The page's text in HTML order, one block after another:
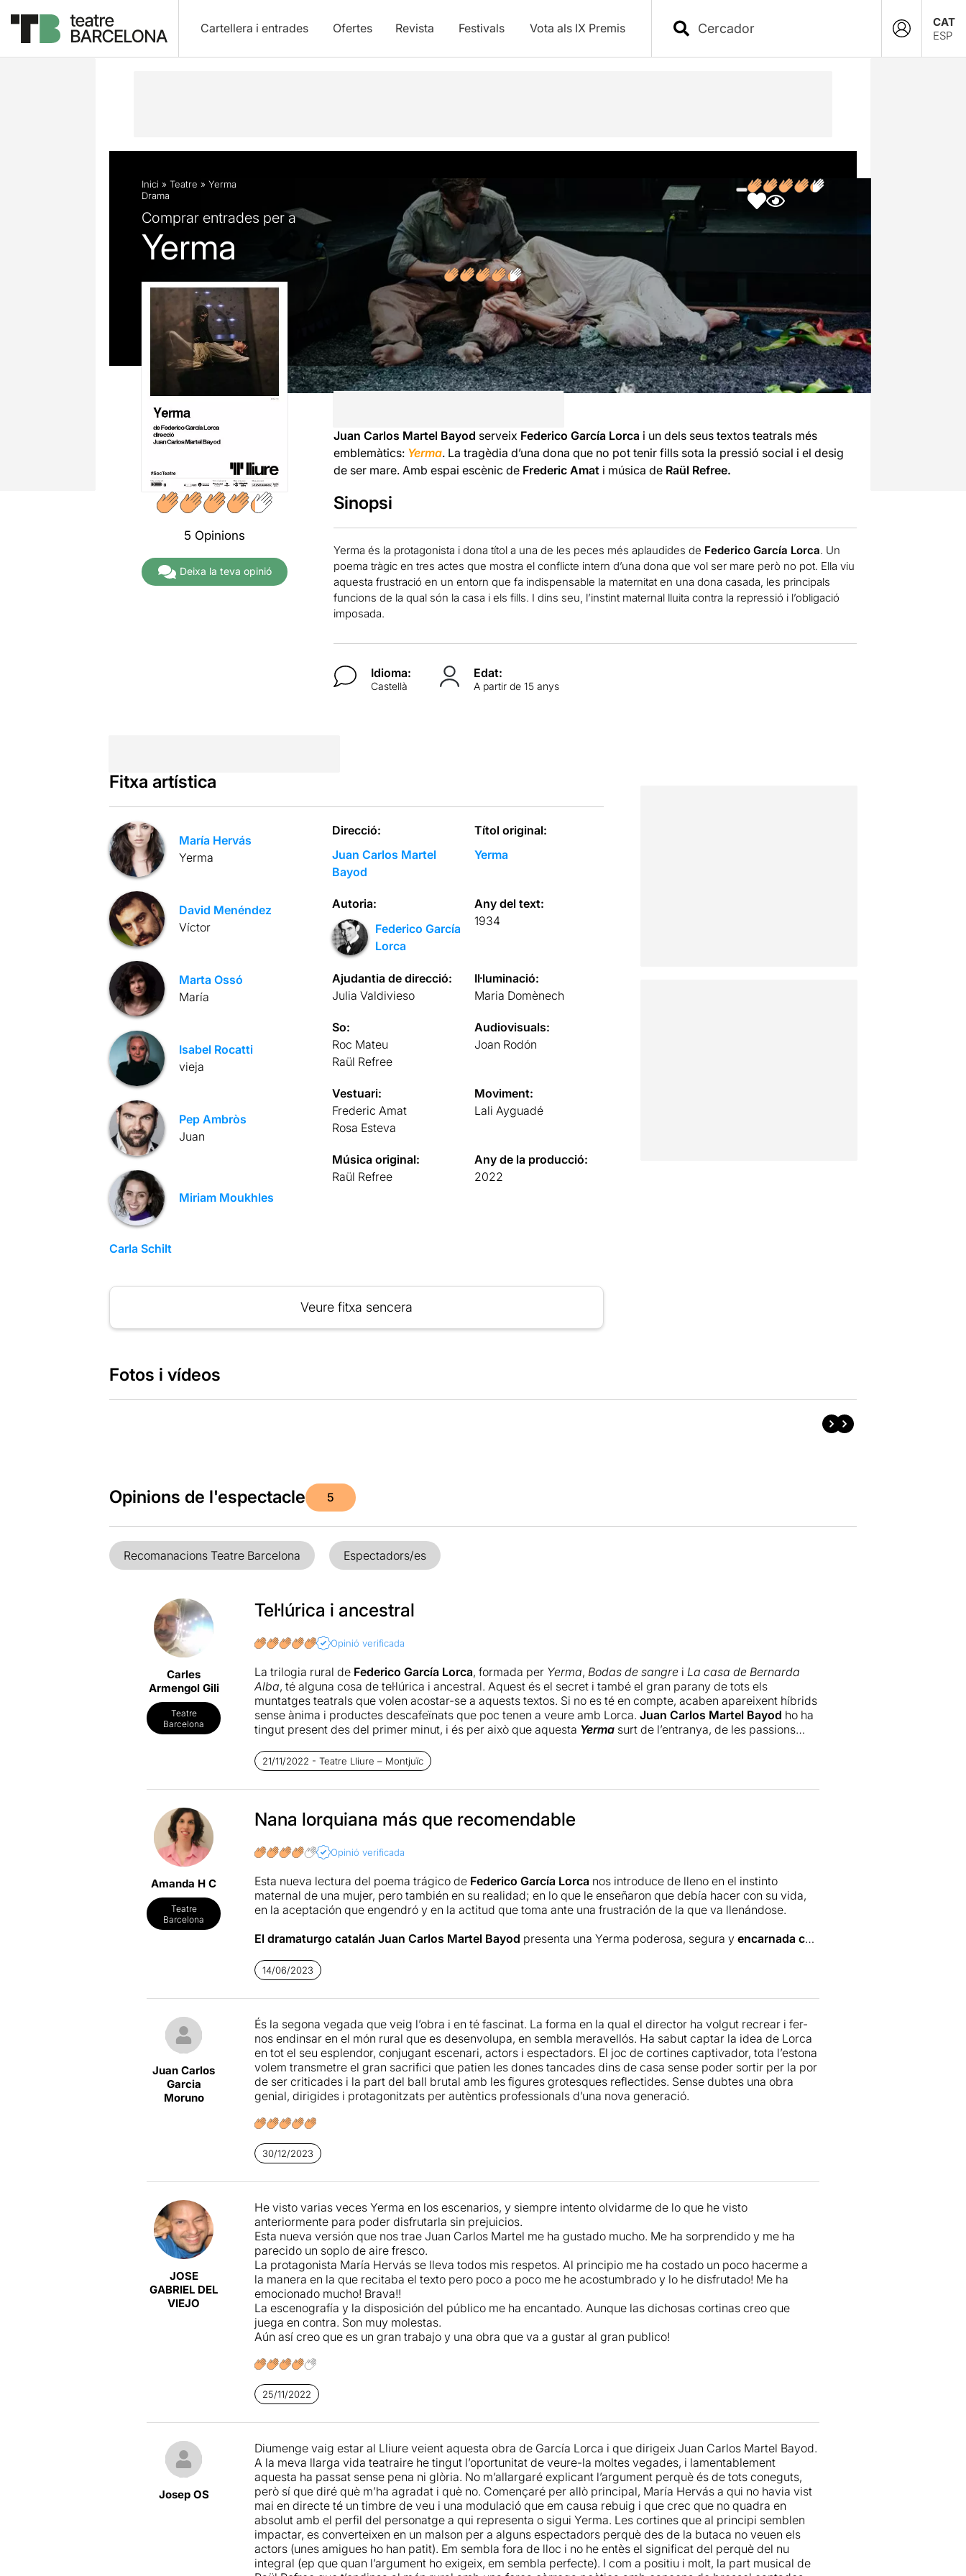
Cartellera i entrades Ofertes Revista Festivals Vota als IX Premis
CAT
ESP
Descripció Fitxa artística Fotos i vídeos Opinions Articles
Inici » Teatre » Yerma
Drama
Comprar entrades per a
Yerma
5 Opinions
Deixa la teva opinió
Juan Carlos Martel Bayod serveix Federico García Lorca i un dels seus textos teatrals més
emblemàtics: Yerma. La tragèdia d’una dona que no pot tenir fills sota la pressió social i el desig
de ser mare. Amb espai escènic de Frederic Amati música de Raül Refree.
Sinopsi
Yerma és la protagonista i dona títol a una de les peces més aplaudides de Federico García Lorca. Un
poema tràgic en tres actes que mostra el conflicte intern d’una dona que vol ser mare però no pot. Ella viu
aquesta frustració en un entorn que fa indispensable la maternitat en una dona casada, les principals
funcions de la qual són la casa i els fills. I dins seu, l’instint maternal lluita contra la repressió i l’obligació
imposada.
Idioma:
Castellà
Edat:
A partir de 15 anys
Fitxa artística
María Hervás
Yerma
David Menéndez
Víctor
Marta Ossó
María
Isabel Rocatti
vieja
Pep Ambròs
Juan
Miriam Moukhles
Carla Schilt
Direcció:
Juan Carlos Martel
Bayod
Títol original:
Yerma
Autoria:
Federico García
Lorca
Any del text:
1934
Ajudantia de direcció:
Julia Valdivieso
Il·luminació:
Maria Domènech
So:
Roc Mateu
Raül Refree
Audiovisuals:
Joan Rodón
Vestuari:
Frederic Amat
Rosa Esteva
Moviment:
Lali Ayguadé
Música original:
Raül Refree
Any de la producció:
2022
Veure fitxa sencera
Fotos i vídeos
Opinions de l'espectacle 5
Recomanacions Teatre Barcelona Espectadors/es
Carles
Armengol Gili
Teatre
Barcelona
Tel·lúrica i ancestral
Opinió verificada
La trilogia rural de Federico García Lorca, formada per Yerma, Bodas de sangrei La casa de Bernarda
Alba, té alguna cosa de tel·lúrica i ancestral. Aquest és el secret i també el gran parany de tots els
muntatges teatrals que volen acostar-se a aquests textos. Si no es té en compte, acaben apareixent híbrids
sense ànima i productes descafeïnats que poc tenen a veure amb Lorca. Juan Carlos Martel Bayod ho ha
tingut present des del primer minut, i és per això que aquesta Yermasurt de l’entranya, de les passions
perquè el porta impregnat en el seu ADN malgrat totes les llicències que s’hagin pogut prendre.
Quan comença l’espectacle sona un corn, i després cants populars, uns esquellots i altres elements de
supersticiós i atàvic. A la vegada, l’acompanya una escenografia –obra de
llargament vinculat alTeatre Lliure- que descansa sobre cendres i que utilitza unes gasses pintades per
separar els espais privats. És a dir, una bona manera de simbolitzar l’esterilitat i també l’exposició pública
de la parella, que justament acabarà de forma tràgica per la pressió social de l’entorn. Un espai escènic
que bé podria haver creat Fabià Puigserver fa 30 o 40 anys... Però el més curiós del cas és que aquesta és
la primera producció que el Lliure fa d’una obra del poeta granadí. I ho fa amb gran respecte cap a l’esperit
de la casa i cap a les bases dramàtiques que Pascual i companyia ja van crear fa molts anys.
Però una producció de
cop és la madrilenyaMaria Hervásla que s’exposa, i també la que en surt victoriosa. Se li podrà retreure la
seva peculiar forma d’abordar i de dir el text, però ningú li podrà negar la seva força ni la seva entrega.
Molt ben acompanyada per un sempre encertat
21/11/2022 - Teatre Lliure – Montjuïc
Amanda H C
Teatre
Barcelona
Nana lorquiana más que recomendable
Opinió verificada
Esta nueva lectura del poema trágico de Federico García Lorca nos introduce de lleno en el instinto
maternal de una mujer, pero también en su realidad; en lo que le enseñaron que debía hacer con su vida,
en la aceptación que engendró y en la actitud que toma ante una frustración de la que va llenándose.
El dramaturgo catalán Juan Carlos Martel Bayod presenta una Yerma poderosa, segura y encarnada con
de ganas de libertad. Su conflicto es colectivo y llena de cordura la realidad de muchas mujeres pasadas,
presentes y futuras. Está clarísimo que el talento de Hervás está sobre las tablas de un teatro, pues a cada
nueva puesta en escena a la que suma su trabajo le abastece de aplausos bien merecidos.
Por otro lado, toda la pieza está abrazada por unos cánticos corales que armonizan la narración y
consiguen sumirla en un ambiente rural y directo al corazón de un personaje atormentado y más que
retorcido por no alcanzar su deseo, su gran deseo como vía de escape.
EstaYermaes más que recomendable por muchas razones. Pero sobre todo, la destacaría por suoriginal
escenografía, que parece crear un universo íntimo para la protagonista,y por un trabajo en equipo de
de piel que refleja esta obra de arte.
Visto en 13/01/2023 - Teatro María Guerrero (Centro Dramático Nacional)
14/06/2023
Juan Carlos
Garcia
Moruno
És la segona vegada que veig l’obra i en té fascinat. La forma en la qual el director ha volgut recrear i fer-
nos endinsar en el món rural que es desenvolupa, en sembla meravellós. Ha sabut captar la idea de Lorca
en tot el seu esplendor, conjugant escenari, actors i espectadors. El joc de cortines captivador, tota l’estona
volem transmetre el gran sacrifici que patien les dones tancades dins de casa sense poder sortir per la por
de ser criticades i la part del ball brutal amb les figures grotesques reflectides. Sense dubtes una obra
genial, dirigides i protagonitzats per autèntics professionals d’una nova generació.
30/12/2023
JOSE
GABRIEL DEL
VIEJO
He visto varias veces Yerma en los escenarios, y siempre intento olvidarme de lo que he visto
anteriormente para poder disfrutarla sin prejuicios.
Esta nueva versión que nos trae Juan Carlos Martel me ha gustado mucho. Me ha sorprendido y me ha
parecido un soplo de aire fresco.
La protagonista María Hervás se lleva todos mis respetos. Al principio me ha costado un poco hacerme a
la manera en la que recitaba el texto pero poco a poco me he acostumbrado y lo he disfrutado! Me ha
emocionado mucho! Brava!!
La escenografía y la disposición del público me ha encantado. Aunque las dichosas cortinas creo que
juega en contra. Son muy molestas.
Aún así creo que es un gran trabajo y una obra que va a gustar al gran publico!
25/11/2022
Josep OS
Diumenge vaig estar al Lliure veient aquesta obra de García Lorca i que dirigeix ​​Juan Carlos Martel Bayod.
A la meva llarga vida teatraire he tingut l’oportunitat de veure-la moltes vegades, i lamentablement
aquesta ha passat sense pena ni glòria. No m’allargaré explicant l’argument perquè és de tots coneguts,
però sí que diré què m’ha agradat i què no. Començaré per allò principal, María Hervás a qui no havia vist
mai en directe té un timbre de veu i una modulació que em causa rebuig i que crec que no quadra en
absolut amb el perfil del personatge a qui representa o sigui Yerma. Les cortines que al principi semblen
impactar, es converteixen en un malson per a alguns espectadors perquè des de la butaca no veuen els
actors (unes amigues ho han patit). Em sembla fora de lloc i no he entès el significat del perquè del nu
integral (ep que quan l’argument ho exigeix, em sembla perfecte). I com a positiu i molt, la part musical de